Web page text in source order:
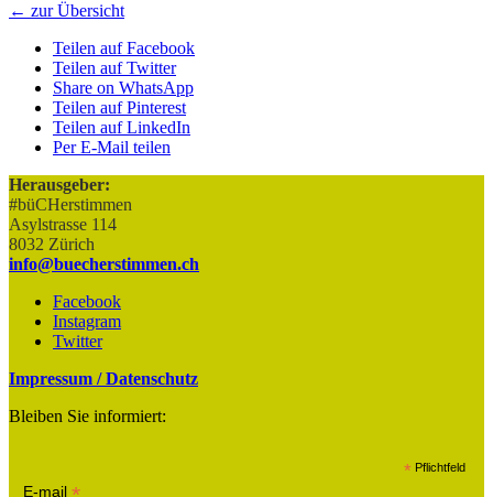
← zur Übersicht
Teilen auf Facebook
Teilen auf Twitter
Share on WhatsApp
Teilen auf Pinterest
Teilen auf LinkedIn
Per E-Mail teilen
Herausgeber:
#büCHerstimmen
Asylstrasse 114
8032 Zürich
info@buecherstimmen.ch
Facebook
Instagram
Twitter
Impressum / Datenschutz
Bleiben Sie informiert:
* Pflichtfeld
E-mail